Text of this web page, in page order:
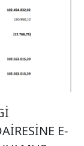
E-